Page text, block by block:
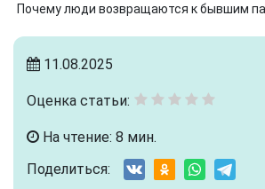
Почему люди возвращаются к бывшим
11.08.2025
Оценка статьи:
На чтение: 8 мин.
Поделиться: